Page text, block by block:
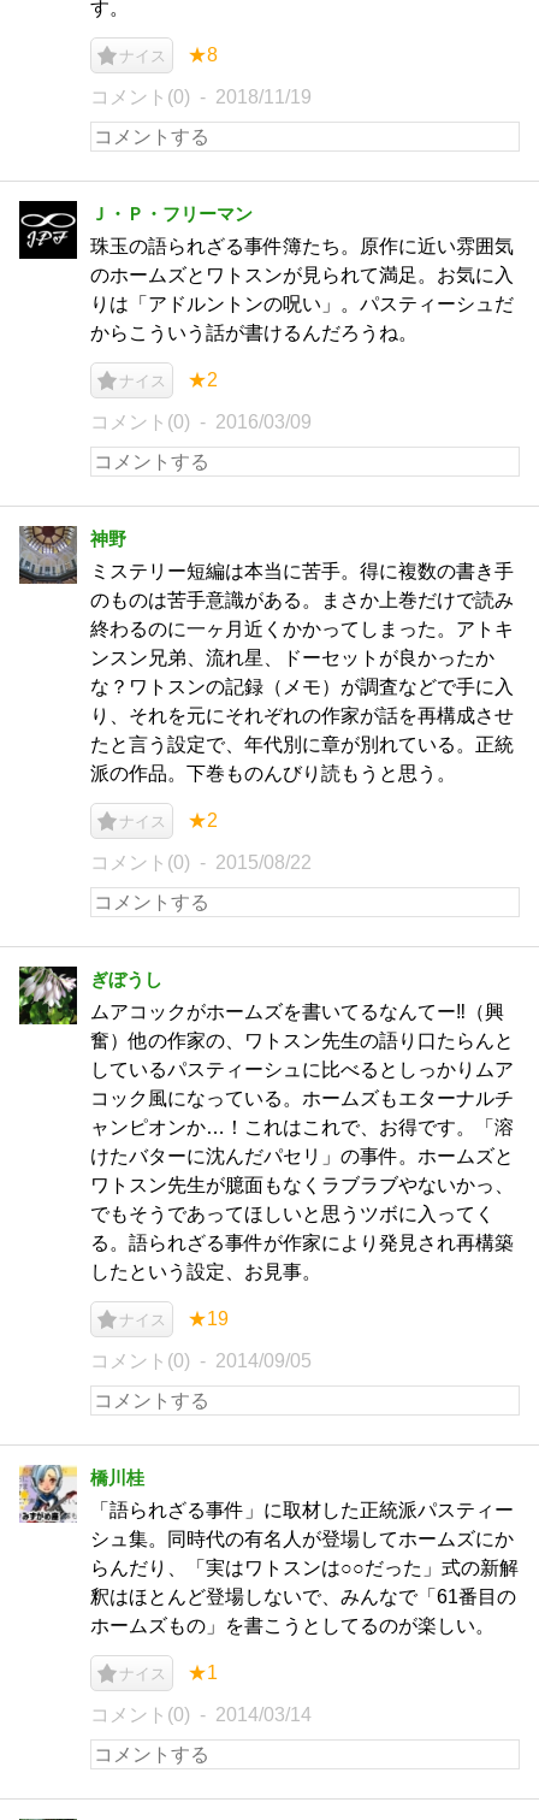
す。
ナイス ★8
コメント(0) 2018/11/19
Ｊ・Ｐ・フリーマン
珠玉の語られざる事件簿たち。原作に近い雰囲気
のホームズとワトスンが見られて満足。お気に入
りは「アドルントンの呪い」。パスティーシュだ
からこういう話が書けるんだろうね。
ナイス ★2
コメント(0) 2016/03/09
神野
ミステリー短編は本当に苦手。得に複数の書き手
のものは苦手意識がある。まさか上巻だけで読み
終わるのに一ヶ月近くかかってしまった。アトキ
ンスン兄弟、流れ星、ドーセットが良かったか
な？ワトスンの記録（メモ）が調査などで手に入
り、それを元にそれぞれの作家が話を再構成させ
たと言う設定で、年代別に章が別れている。正統
派の作品。下巻ものんびり読もうと思う。
ナイス ★2
コメント(0) 2015/08/22
ぎぼうし
ムアコックがホームズを書いてるなんてー‼︎（興
奮）他の作家の、ワトスン先生の語り口たらんと
しているパスティーシュに比べるとしっかりムア
コック風になっている。ホームズもエターナルチ
ャンピオンか…！これはこれで、お得です。「溶
けたバターに沈んだパセリ」の事件。ホームズと
ワトスン先生が臆面もなくラブラブやないかっ、
でもそうであってほしいと思うツボに入ってく
る。語られざる事件が作家により発見され再構築
したという設定、お見事。
ナイス ★19
コメント(0) 2014/09/05
橋川桂
「語られざる事件」に取材した正統派パスティー
シュ集。同時代の有名人が登場してホームズにか
らんだり、「実はワトスンは○○だった」式の新解
釈はほとんど登場しないで、みんなで「61番目の
ホームズもの」を書こうとしてるのが楽しい。
ナイス ★1
コメント(0) 2014/03/14